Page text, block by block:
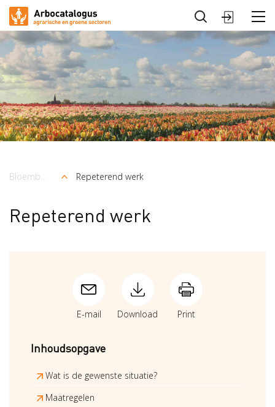
Arbocatalogus
Sectoren
Sluiten
Kruimelpad
Bloembollenteelt en handel Repeterend werk
Repeterend werk
E-mail Download Print
Inhoudsopgave
Wat is de gewenste situatie?
Maatregelen